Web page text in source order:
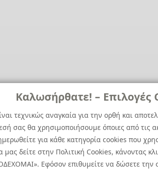
Καλωσήρθατε! – Επιλογές
τεχνικώς αναγκαία για την ορθή και
σας θα χρησιμοποιήσουμε όποιες από τις
για κάθε κατηγορία cookies που
δείτε στην Πολιτική Cookies, κάνοντας
Εφόσον επιθυμείτε να δώσετε